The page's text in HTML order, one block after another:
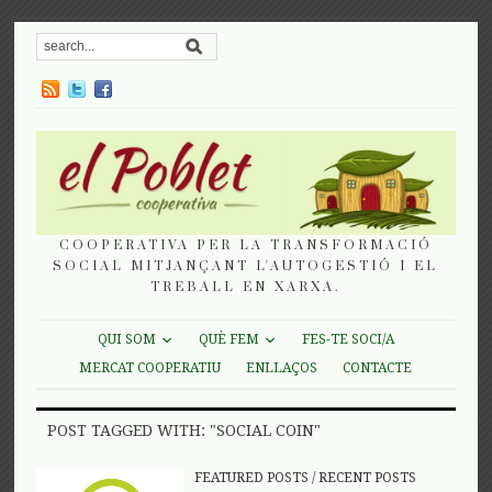
COOPERATIVA PER LA TRANSFORMACIÓ
SOCIAL MITJANÇANT L'AUTOGESTIÓ I EL
TREBALL EN XARXA.
QUI SOM QUÈ FEM
FES-TE SOCI/A
MERCAT COOPERATIU
ENLLAÇOS CONTACTE
POST TAGGED WITH: "SOCIAL COIN"
FEATURED POSTS /RECENT POSTS